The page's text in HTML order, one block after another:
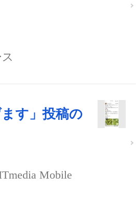
ます」投稿の
Mobile